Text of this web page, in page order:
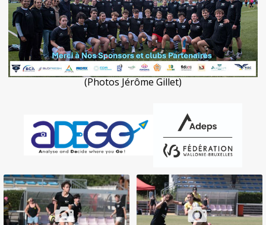
(Photos Jérôme Gillet)